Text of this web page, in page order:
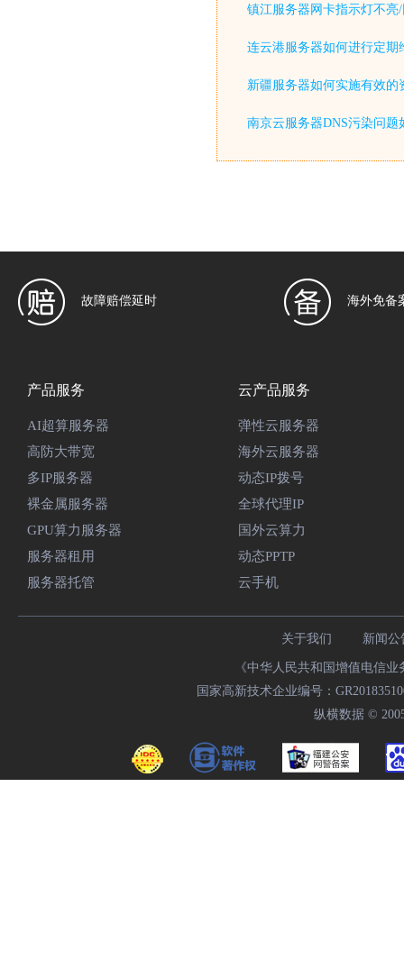
镇江服务器网卡指示灯不亮
连云港服务器如何进行定期
新疆服务器如何实施有效的
南京云服务器DNS污染问题
故障赔偿延时 海外免备
产品服务
AI超算服务器
高防大带宽
多IP服务器
裸金属服务器
GPU算力服务器
服务器租用
服务器托管
云产品服务
弹性云服务器
海外云服务器
动态IP拨号
全球代理IP
国外云算力
动态PPTP
云手机
关于我们 新闻公
《中华人民共和国增值电信
国家高新技术企业编号：
纵横数据 ©